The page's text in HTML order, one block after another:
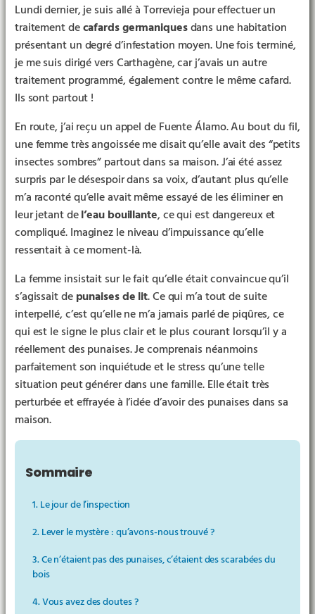
Lundi dernier, je suis allé à Torrevieja pour effectuer un
traitement decafards germaniquesdans une habitation
présentant un degré d’infestation moyen. Une fois terminé,
je me suis dirigé vers Carthagène, car j’avais un autre
traitement programmé, également contre le même cafard.
Ils sont partout !
En route, j’ai reçu un appel de Fuente Álamo. Au bout du fil,
une femme très angoissée me disait qu’elle avait des “petits
insectes sombres” partout dans sa maison. J’ai été assez
surpris par le désespoir dans sa voix, d’autant plus qu’elle
m’a raconté qu’elle avait même essayé de les éliminer en
leur jetant del’eau bouillante, ce qui est dangereux et
compliqué. Imaginez le niveau d’impuissance qu’elle
ressentait à ce moment-là.
La femme insistait sur le fait qu’elle était convaincue qu’il
s’agissait depunaises de lit. Ce qui m’a tout de suite
interpellé, c’est qu’elle ne m’a jamais parlé de piqûres, ce
qui est le signe le plus clair et le plus courant lorsqu’il y a
réellement des punaises. Je comprenais néanmoins
parfaitement son inquiétude et le stress qu’une telle
situation peut générer dans une famille. Elle était très
perturbée et effrayée à l’idée d’avoir des punaises dans sa
maison.
Sommaire
1. Le jour de l’inspection
2. Lever le mystère : qu’avons-nous trouvé ?
3. Ce n’étaient pas des punaises, c’étaient des scarabées du
bois
4. Vous avez des doutes ?